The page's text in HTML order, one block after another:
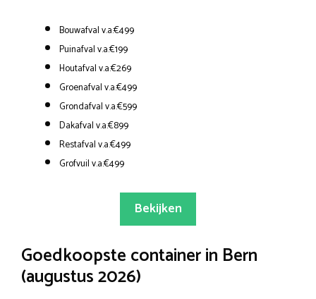
Bouwafval v.a.€499
Puinafval v.a.€199
Houtafval v.a.€269
Groenafval v.a.€499
Grondafval v.a.€599
Dakafval v.a.€899
Restafval v.a.€499
Grofvuil v.a.€499
Bekijken
Goedkoopste container in Bern
(augustus 2026)